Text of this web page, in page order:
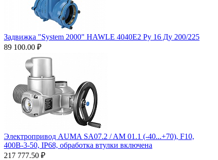
Задвижка "System 2000" HAWLE 4040Е2 Ру 16 Ду 200/225
89 100.00 ₽
Электропривод AUMA SA07.2 / AM 01.1 (-40...+70), F10,
400B-3-50, IP68, обработка втулки включена
217 777.50 ₽